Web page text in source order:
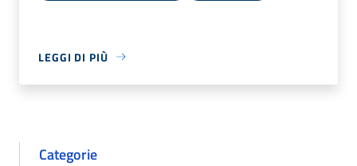
LEGGI DI PIÙ
Categorie